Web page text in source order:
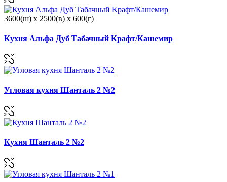
3600(ш) x 2500(в) x 600(г)
Кухня Альфа Дуб Табачный Крафт/Кашемир
Угловая кухня Шанталь 2 №2
Кухня Шанталь 2 №2